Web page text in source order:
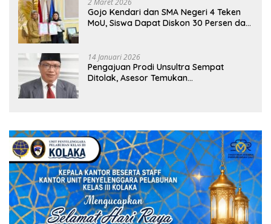
2 Maret 2026
Gojo Kendari dan SMA Negeri 4 Teken
MoU, Siswa Dapat Diskon 30 Persen dan
14 Januari 2026
Pengajuan Prodi Unsultra Sempat
Ditolak, Asesor Temukan